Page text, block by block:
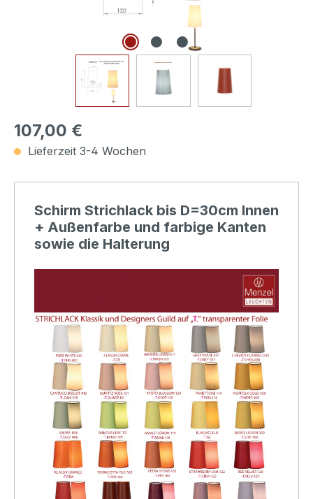
107,00 €
Lieferzeit 3-4 Wochen
Schirm Strichlack bis D=30cm Innen
+ Außenfarbe und farbige Kanten
sowie die Halterung